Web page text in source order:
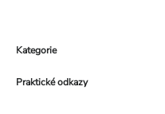
Kategorie
Praktické odkazy